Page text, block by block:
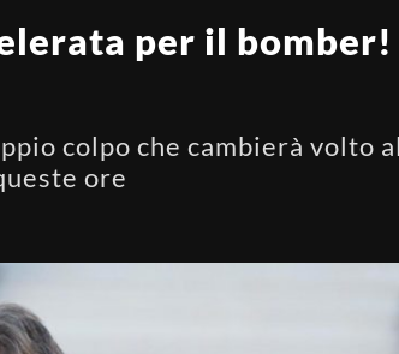
per il bomber!
colpo che cambierà volto
ore